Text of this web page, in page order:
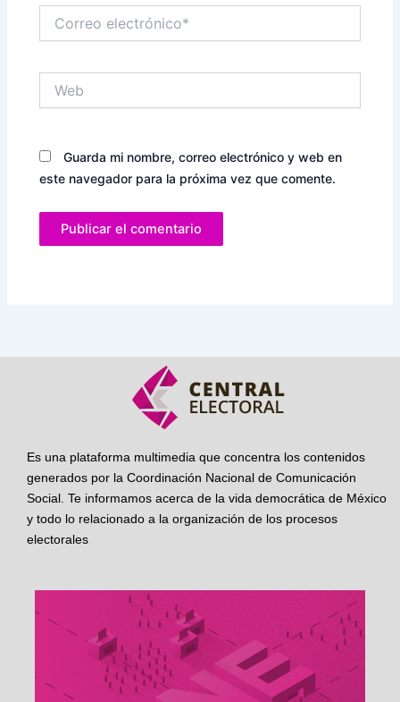
electrónico*
Guarda mi nombre, correo electrónico y web en
este navegador para la próxima vez que comente.
Es una plataforma multimedia que concentra los contenidos
generados por la Coordinación Nacional de Comunicación
Social. Te informamos acerca de la vida democrática de México
y todo lo relacionado a la organización de los procesos
electorales